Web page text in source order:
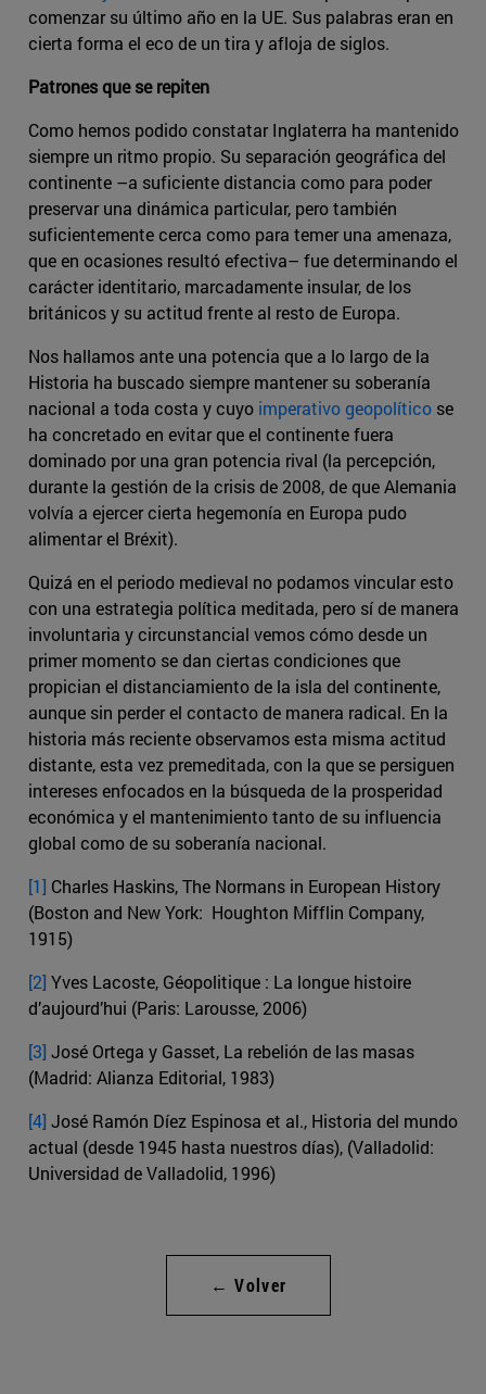
comenzar su último año en la UE. Sus palabras eran en
cierta forma el eco de un tira y afloja de siglos.
Patrones que se repiten
Como hemos podido constatar Inglaterra ha mantenido
siempre un ritmo propio. Su separación geográfica del
continente –a suficiente distancia como para poder
preservar una dinámica particular, pero también
suficientemente cerca como para temer una amenaza,
que en ocasiones resultó efectiva– fue determinando el
carácter identitario, marcadamente insular, de los
británicos y su actitud frente al resto de Europa.
Nos hallamos ante una potencia que a lo largo de la
Historia ha buscado siempre mantener su soberanía
nacional a toda costa y cuyo imperativo geopolítico se
ha concretado en evitar que el continente fuera
dominado por una gran potencia rival (la percepción,
durante la gestión de la crisis de 2008, de que Alemania
volvía a ejercer cierta hegemonía en Europa pudo
alimentar el Bréxit).
Quizá en el periodo medieval no podamos vincular esto
con una estrategia política meditada, pero sí de manera
involuntaria y circunstancial vemos cómo desde un
primer momento se dan ciertas condiciones que
propician el distanciamiento de la isla del continente,
aunque sin perder el contacto de manera radical. En la
historia más reciente observamos esta misma actitud
distante, esta vez premeditada, con la que se persiguen
intereses enfocados en la búsqueda de la prosperidad
económica y el mantenimiento tanto de su influencia
global como de su soberanía nacional.
[1] Charles Haskins, The Normans in European History
(Boston and New York: Houghton Mifflin Company,
1915)
[2] Yves Lacoste, Géopolitique : La longue histoire
d’aujourd’hui (Paris: Larousse, 2006)
[3] José Ortega y Gasset, La rebelión de las masas
(Madrid: Alianza Editorial, 1983)
[4] José Ramón Díez Espinosa et al., Historia del mundo
actual (desde 1945 hasta nuestros días), (Valladolid:
Universidad de Valladolid, 1996)
← Volver